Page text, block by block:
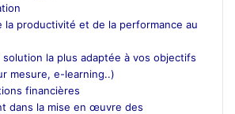
la productivité et de la performance au
solution la plus adaptée à vos objectifs
mesure, e-learning..)
financières
dans la mise en œuvre des